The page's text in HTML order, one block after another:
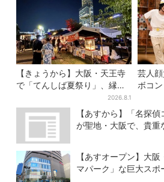
【きょうから】大阪・天王寺
で「てんしば夏祭り」、縁日
や盆踊り…涼しいスプラッシ
ュタイムも！2日間だけ
2026.8.1
芸人
ボコ
恥ず
にも挑
【あすから】「名探
が聖地・大阪で、貴重
【あすオープン】大
マパーク」な巨大スポ